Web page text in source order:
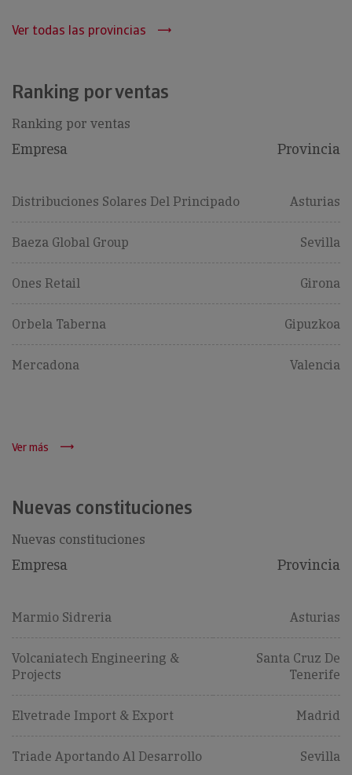
Ver todas las provincias
Ranking por ventas
Ranking por ventas
Empresa Provincia
Distribuciones Solares Del Principado Asturias
Baeza Global Group Sevilla
Ones Retail Girona
Orbela Taberna Gipuzkoa
Mercadona Valencia
Ver más
Nuevas constituciones
Nuevas constituciones
Empresa Provincia
Marmio Sidreria Asturias
Volcaniatech Engineering &
Projects
Santa Cruz De
Tenerife
Elvetrade Import & Export Madrid
Triade Aportando Al Desarrollo Sevilla